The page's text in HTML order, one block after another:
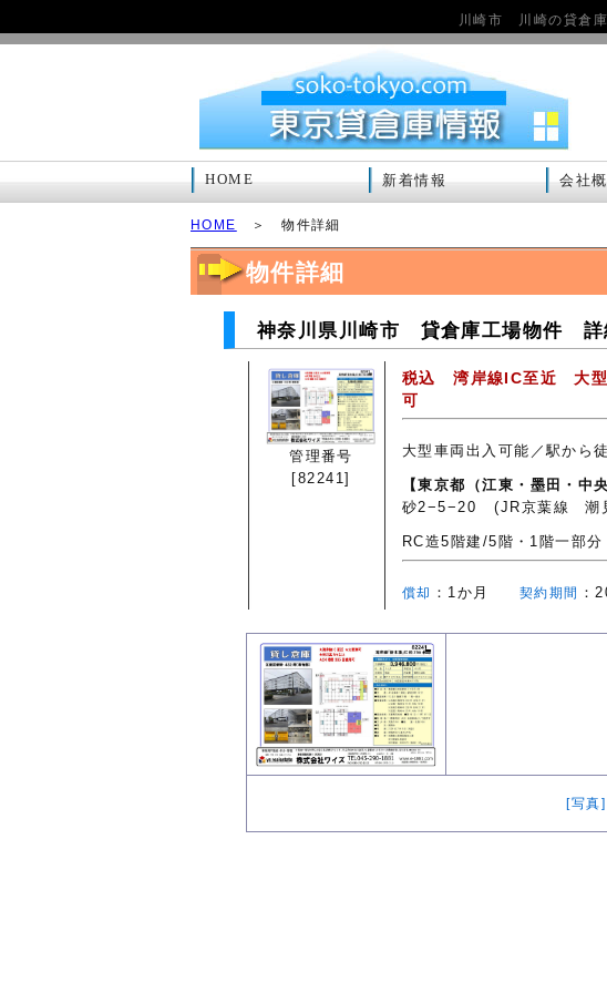
川崎市 川崎の貸倉
HOME 新着情報 会社
HOME ＞ 物件詳細
物件詳細
神奈川県川崎市 貸倉庫工場物件 詳
管理番号
[82241]
税込 湾岸線IC至近 大
可
大型車両出入可能／駅から
【東京都（江東・墨田・中
砂2−5−20(JR京葉線 潮
RC造5階建/5階・1階一
償却 ：1か月 契約期間 ：
[写真